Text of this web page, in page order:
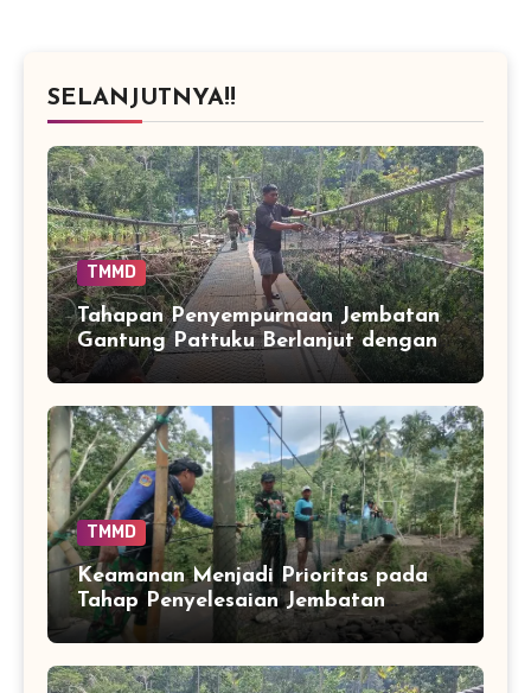
SELANJUTNYA!!
TMMD
Tahapan Penyempurnaan Jembatan
Gantung Pattuku Berlanjut dengan
Pemasangan Jaring Pengaman
TMMD
Keamanan Menjadi Prioritas pada
Tahap Penyelesaian Jembatan
Gantung Pattuku